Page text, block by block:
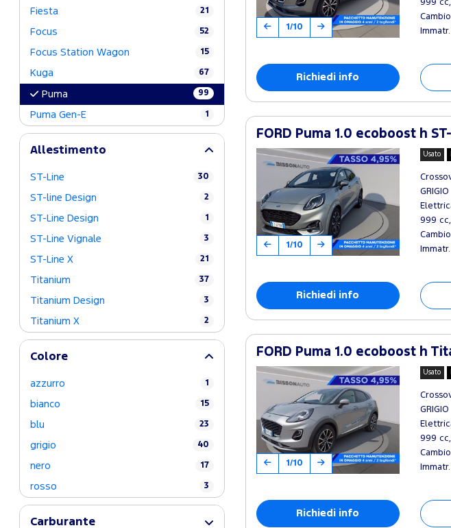
Fiesta 21
Focus 52
Focus Station Wagon 15
Kuga 67
Puma 99
Puma Gen-E 1
Allestimento
ST-Line 30
ST-line Design 2
ST-Line Design 1
ST-Line Vignale 3
ST-Line X 21
Titanium 37
Titanium Design 3
Titanium X 2
Colore
azzurro 1
bianco 15
blu 23
grigio 40
nero 17
rosso 3
Carburante
1/10
999 cc,
Richiedi info
FORD Puma 1.0 ecoboost h
1/10
Usato
GRIGIO
999 cc,
Richiedi info
FORD Puma 1.0 ecoboost h
1/10
Usato
GRIGIO
999 cc,
Richiedi info